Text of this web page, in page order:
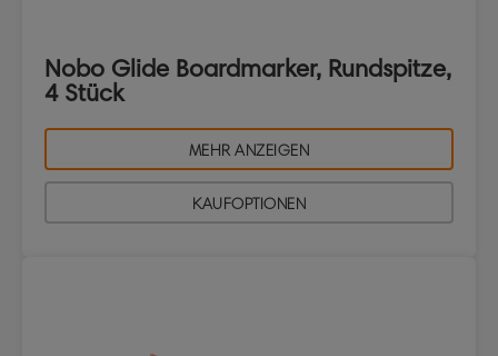
Nobo Glide Boardmarker, Rundspitze,
4 Stück
MEHR ANZEIGEN
KAUFOPTIONEN